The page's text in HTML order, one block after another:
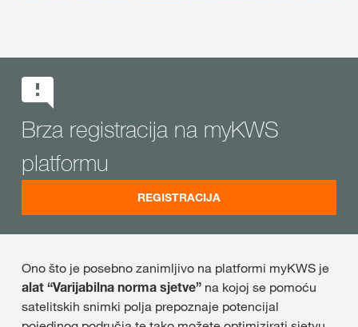
Brza registracija na myKWS
platformu
REGISTRACIJA
Ono što je posebno zanimljivo na platformi myKWS je
alat “Varijabilna norma sjetve” na kojoj se pomoću
satelitskih snimki polja prepoznaje potencijal